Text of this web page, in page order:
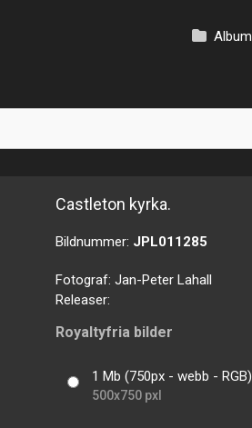
Album
Castleton kyrka.
Bildnummer: JPL011285
Fotograf:Jan-Peter Lahall
Releaser:
Royaltyfria bilder
1 Mb (750px - webb - RGB)
500x750 pxl